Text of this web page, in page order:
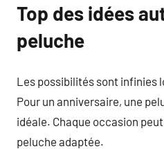
Top des idées
peluche
Les possibilités sont infinies
Pour un anniversaire, une
idéale. Chaque occasion
peluche adaptée.